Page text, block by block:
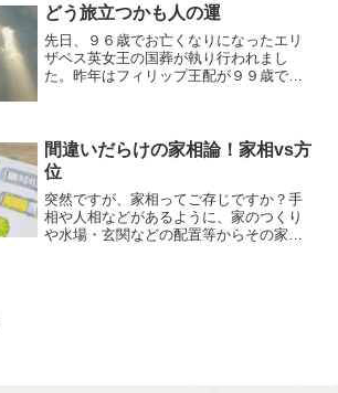
えまして…結果が出るまで...
どう旅立つかも人の運
先日、９６歳でお亡くなりになったエリ
ザベス英女王の国葬が執り行われまし
た。昨年はフィリップ王配が９９歳でお
延びています。私が子どもの...
間違いだらけの家相論！家相vs方
位
突然ですが、家相ってご存じですか？手
相や人相などがあるように、家のつくり
や水場・玄関などの配置等からその家の